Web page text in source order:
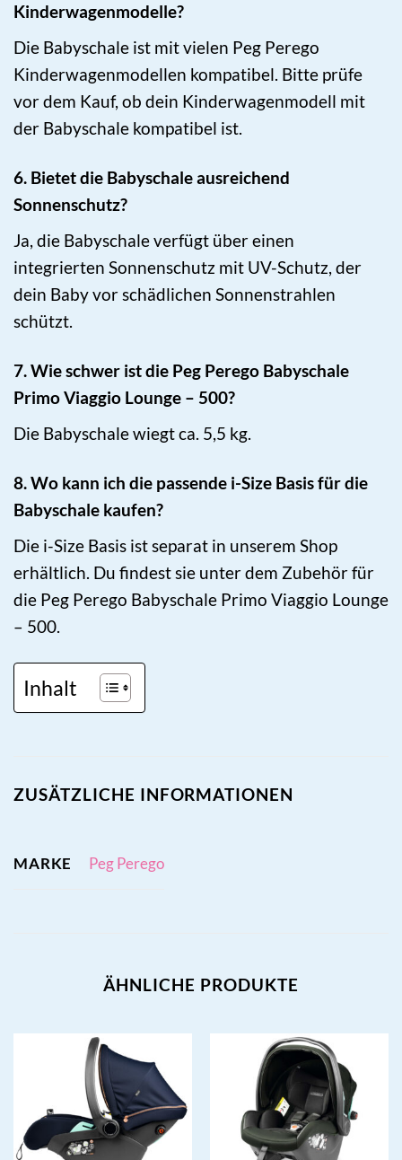
Kinderwagenmodelle?
Die Babyschale ist mit vielen Peg Perego
Kinderwagenmodellen kompatibel. Bitte prüfe
vor dem Kauf, ob dein Kinderwagenmodell mit
der Babyschale kompatibel ist.
6. Bietet die Babyschale ausreichend
Sonnenschutz?
Ja, die Babyschale verfügt über einen
integrierten Sonnenschutz mit UV-Schutz, der
dein Baby vor schädlichen Sonnenstrahlen
schützt.
7. Wie schwer ist die Peg Perego Babyschale
Primo Viaggio Lounge – 500?
Die Babyschale wiegt ca. 5,5 kg.
8. Wo kann ich die passende i-Size Basis für die
Babyschale kaufen?
Die i-Size Basis ist separat in unserem Shop
erhältlich. Du findest sie unter dem Zubehör für
die Peg Perego Babyschale Primo Viaggio Lounge
– 500.
Inhalt
ZUSÄTZLICHE INFORMATIONEN
MARKE Peg Perego
ÄHNLICHE PRODUKTE